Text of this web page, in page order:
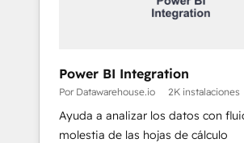
Power BI Integration
Por Datawarehouse.io 2K instalaciones
Ayuda a analizar los datos con
molestia de las hojas de cálculo